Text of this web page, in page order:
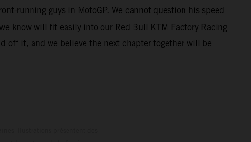
running guys in MotoGP. We cannot question his speed
know will fit easily into our Red Bull KTM Factory Racing
off it, and we believe the next chapter together will be